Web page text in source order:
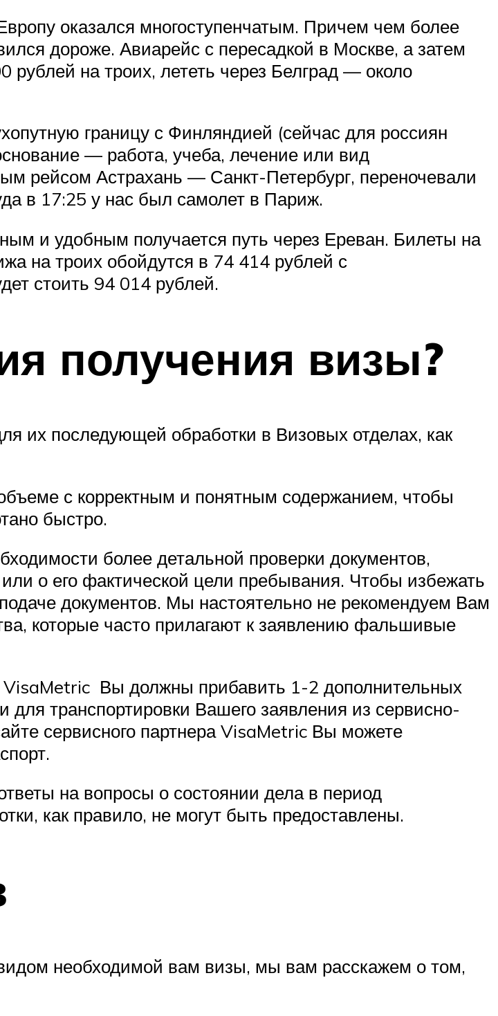
оказался многоступенчатым. Причем чем более
дороже. Авиарейс с пересадкой в Москве, а затем
на троих, лететь через Белград — около
границу с Финляндией (сейчас для россиян
— работа, учеба, лечение или вид
рейсом Астрахань — Санкт-Петербург, переночевали
в 17:25 у нас был самолет в Париж.
и удобным получается путь через Ереван. Билеты на
на троих обойдутся в 74 414 рублей с
стоить 94 014 рублей.
получения визы?
их последующей обработки в Визовых отделах, как
с корректным и понятным содержанием, чтобы
быстро.
более детальной проверки документов,
о его фактической цели пребывания. Чтобы избежать
документов. Мы настоятельно не рекомендуем Вам
которые часто прилагают к заявлению фальшивые
VisaMetric Вы должны прибавить 1-2 дополнительных
для транспортировки Вашего заявления из сервисно-
сервисного партнера VisaMetric Вы можете
на вопросы о состоянии дела в период
как правило, не могут быть предоставлены.
необходимой вам визы, мы вам расскажем о том,